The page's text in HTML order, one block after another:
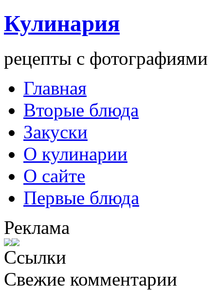
Кулинария
рецепты с фотографиями
Главная
Вторые блюда
Закуски
О кулинарии
О сайте
Первые блюда
Реклама
Ссылки
Свежие комментарии